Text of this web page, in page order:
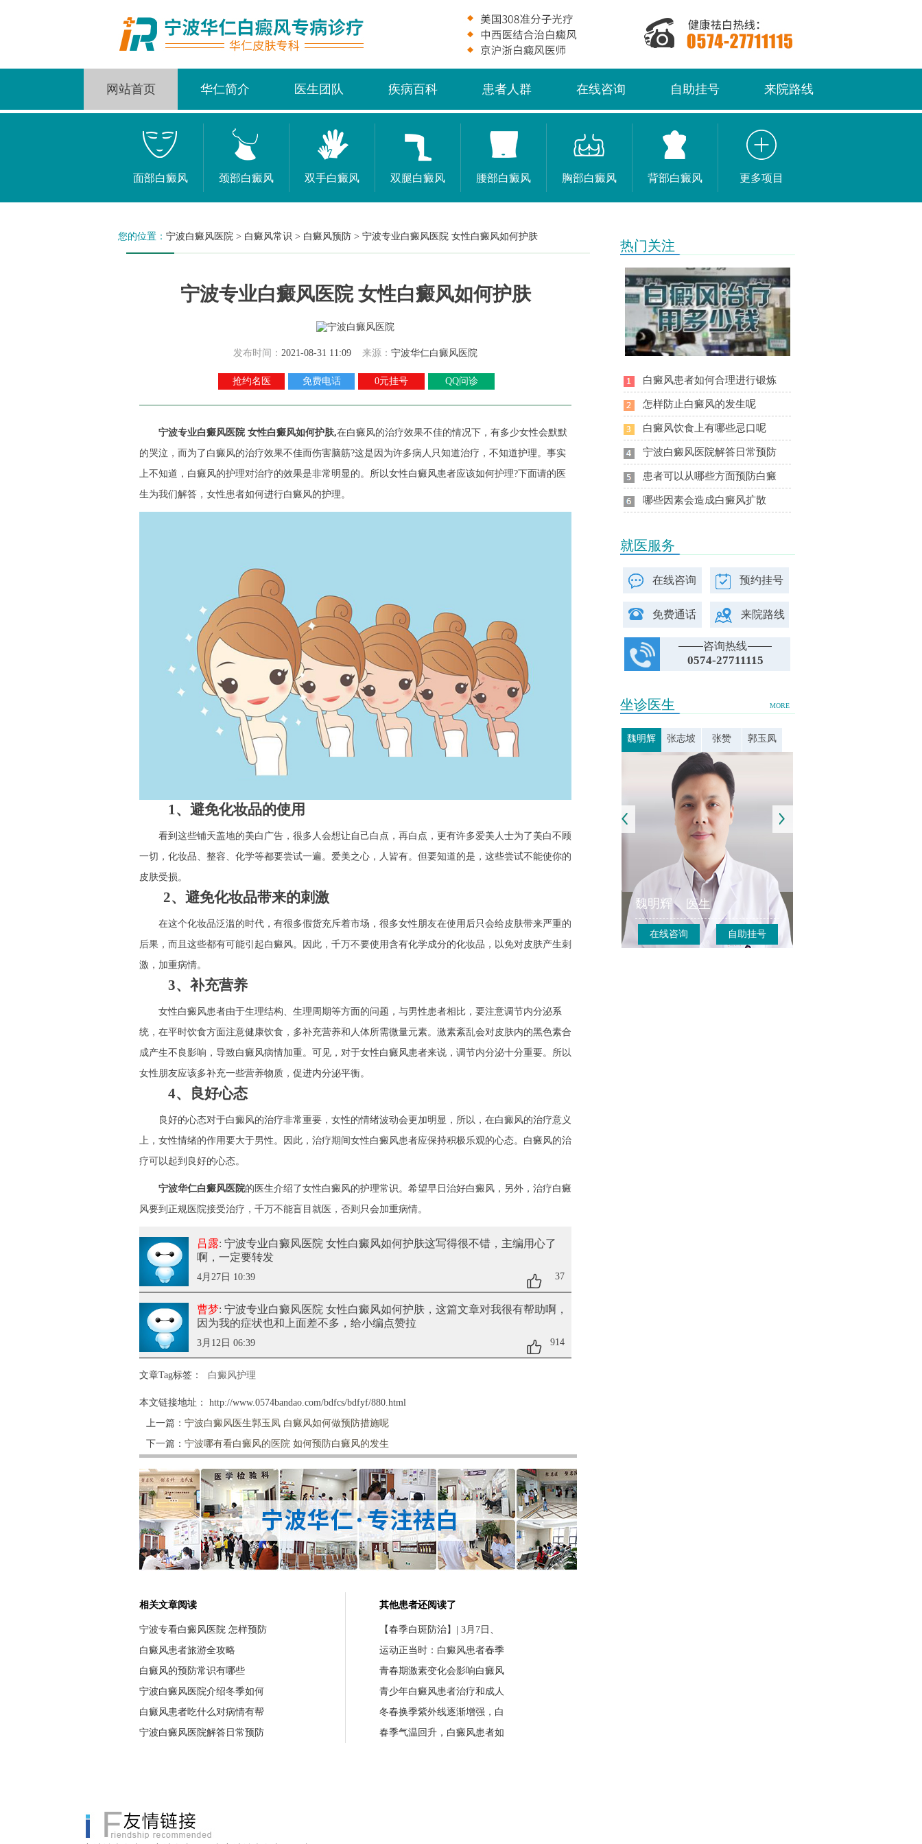
网站首页 华仁简介 医生团队 疾病百科 患者人群 在线咨询 自助挂号 来院路线
面部白癜风 颈部白癜风 双手白癜风 双腿白癜风 腰部白癜风 胸部白癜风 背部白癜风 更多项目
您的位置： 宁波白癜风医院 > 白癜风常识 > 白癜风预防 > 宁波专业白癜风医院 女性白癜风如何护肤
宁波专业白癜风医院 女性白癜风如何护肤
发布时间： 2021-08-31 11:09 来源： 宁波华仁白癜风医院
抢约名医 免费电话 0元挂号 QQ问诊
宁波专业白癜风医院 女性白癜风如何护肤,在白癜风的治疗效果不佳的情况下，有多少女性会默默
的哭泣，而为了白癜风的治疗效果不佳而伤害脑筋?这是因为许多病人只知道治疗，不知道护理。事实
上不知道，白癜风的护理对治疗的效果是非常明显的。所以女性白癜风患者应该如何护理?下面请的医
生为我们解答，女性患者如何进行白癜风的护理。
1、避免化妆品的使用
看到这些铺天盖地的美白广告，很多人会想让自己白点，再白点，更有许多爱美人士为了美白不顾
一切，化妆品、整容、化学等都要尝试一遍。爱美之心，人皆有。但要知道的是，这些尝试不能使你的
皮肤受损。
2、避免化妆品带来的刺激
在这个化妆品泛滥的时代，有很多假货充斥着市场，很多女性朋友在使用后只会给皮肤带来严重的
后果，而且这些都有可能引起白癜风。因此，千万不要使用含有化学成分的化妆品，以免对皮肤产生刺
激，加重病情。
3、补充营养
女性白癜风患者由于生理结构、生理周期等方面的问题，与男性患者相比，要注意调节内分泌系
统，在平时饮食方面注意健康饮食，多补充营养和人体所需微量元素。激素紊乱会对皮肤内的黑色素合
成产生不良影响，导致白癜风病情加重。可见，对于女性白癜风患者来说，调节内分泌十分重要。所以
女性朋友应该多补充一些营养物质，促进内分泌平衡。
4、良好心态
良好的心态对于白癜风的治疗非常重要，女性的情绪波动会更加明显，所以，在白癜风的治疗意义
上，女性情绪的作用要大于男性。因此，治疗期间女性白癜风患者应保持积极乐观的心态。白癜风的治
疗可以起到良好的心态。
宁波华仁白癜风医院的医生介绍了女性白癜风的护理常识。希望早日治好白癜风，另外，治疗白癜
风要到正规医院接受治疗，千万不能盲目就医，否则只会加重病情。
吕露: 宁波专业白癜风医院 女性白癜风如何护肤这写得很不错，主编用心了
啊，一定要转发
4月27日 10:39 37
曹梦: 宁波专业白癜风医院 女性白癜风如何护肤，这篇文章对我很有帮助啊，
因为我的症状也和上面差不多，给小编点赞拉
3月12日 06:39 914
文章Tag标签： 白癜风护理
本文链接地址：
http://www.0574bandao.com/bdfcs/bdfyf/880.html
上一篇： 宁波白癜风医生郭玉凤 白癜风如何做预防措施呢
下一篇： 宁波哪有看白癜风的医院 如何预防白癜风的发生
相关文章阅读
宁波专看白癜风医院 怎样预防
白癜风患者旅游全攻略
白癜风的预防常识有哪些
宁波白癜风医院介绍冬季如何
白癜风患者吃什么对病情有帮
宁波白癜风医院解答日常预防
其他患者还阅读了
【春季白斑防治】| 3月7日、
运动正当时：白癜风患者春季
青春期激素变化会影响白癜风
青少年白癜风患者治疗和成人
冬春换季紫外线逐渐增强，白
春季气温回升，白癜风患者如
热门关注
白癜风患者如何合理进行锻炼
怎样防止白癜风的发生呢
白癜风饮食上有哪些忌口呢
宁波白癜风医院解答日常预防
患者可以从哪些方面预防白癜
哪些因素会造成白癜风扩散
就医服务
在线咨询 预约挂号
免费通话 来院路线
咨询热线
0574-27711115
MORE
坐诊医生
魏明辉 张志坡 张赞 郭玉凤
魏明辉 医生
在线咨询 自助挂号